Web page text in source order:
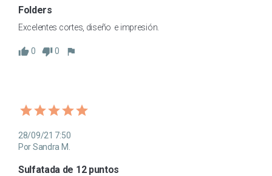
Folders
Excelentes cortes, diseño  e impresión.
0 0
28/09/21 7:50
Por Sandra M.
Sulfatada de 12 puntos